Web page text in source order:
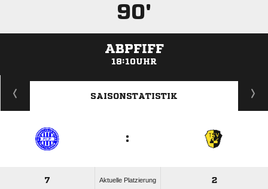
90'
ABPFIFF
18:10UHR
ANZEIGE
SAISONSTATISTIK
:
7 Aktuelle Platzierung 2